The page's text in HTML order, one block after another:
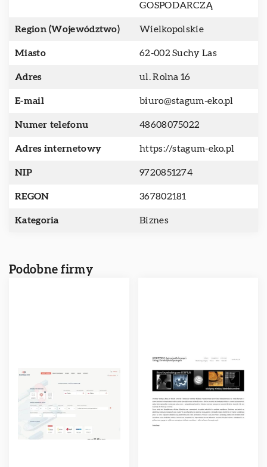
GOSPODARCZĄ
Region (Województwo) Wielkopolskie
Miasto 62-002 Suchy Las
Adres ul. Rolna 16
E-mail biuro@stagum-eko.pl
Numer telefonu 48608075022
Adres internetowy https://stagum-eko.pl
NIP 9720851274
REGON 367802181
Kategoria Biznes
Podobne firmy